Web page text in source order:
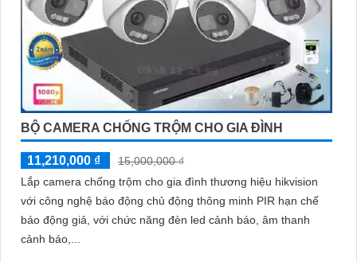
BỘ CAMERA CHỐNG TRỘM CHO GIA ĐÌNH
11,210,000 ₫
15,000,000 ₫
Lắp camera chống trộm cho gia đình thương hiệu hikvision
với công nghệ báo động chủ động thông minh PIR hạn chế
báo động giả, với chức năng đèn led cảnh báo, âm thanh
cảnh báo,...